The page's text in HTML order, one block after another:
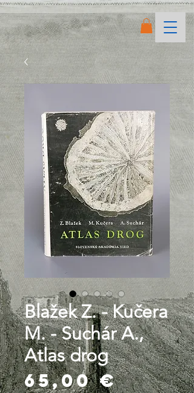
Blažek Z. - Kučera
M. - Suchár A.,
Atlas drog
65,00 €Price